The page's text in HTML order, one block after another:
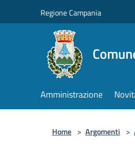
Regione Campania
Amministrazione
Home > Argomenti >